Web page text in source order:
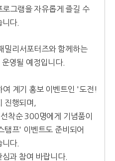
로그램을 자유롭게 즐길 수
니다.
밀리서포터즈와 함께하는
영될 예정입니다.
계기 홍보 이벤트인 '도전!
진행되며,
착순 300명에게 기념품이
탬프' 이벤트도 준비되어
니다.
과 참여 바랍니다.